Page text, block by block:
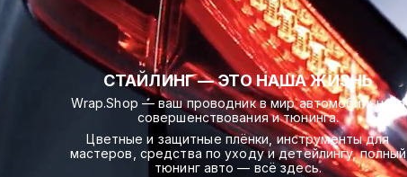
СТАЙЛИНГ — ЭТО НАША ЖИЗНЬ
Wrap.Shop — ваш проводник в мир автомобильного
совершенствования и тюнинга.
Цветные и защитные плёнки, инструменты для
мастеров, средства по уходу и детейлингу, полный
тюнинг авто — всё здесь.